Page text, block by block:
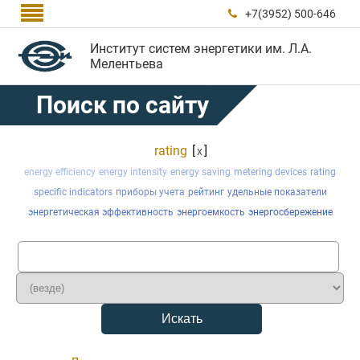
  +7(3952) 500-646
Институт систем энергетики им. Л.А.
Мелентьева
Поиск по сайту
rating [x]
energy efficiency energy intensity energy saving metering devices rating
specific indicators приборы учета рейтинг удельные показатели
энергетическая эффективность энергоемкость энергосбережение